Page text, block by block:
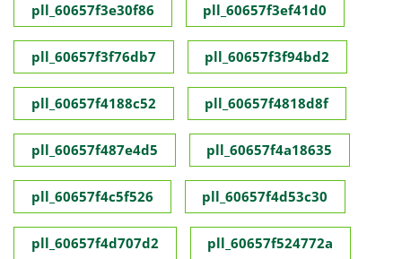
pll_60657f3e30f86 pll_60657f3ef41d0
pll_60657f3f76db7 pll_60657f3f94bd2
pll_60657f4188c52 pll_60657f4818d8f
pll_60657f487e4d5 pll_60657f4a18635
pll_60657f4c5f526 pll_60657f4d53c30
pll_60657f4d707d2 pll_60657f524772a